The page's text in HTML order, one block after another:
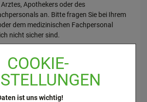
COOKIE-
ist uns wichtig!
Apothekers oder des
an. Bitte fragen Sie bei Ihrem
dem medizinischen Fachpersonal
nicht sicher sind.
anders verordnet, werden zu Beginn
den ersten Wochen nach
1 ml Lophakomp-B 12 (3000 µg) zweimal
(entsprechend 2 x 1500